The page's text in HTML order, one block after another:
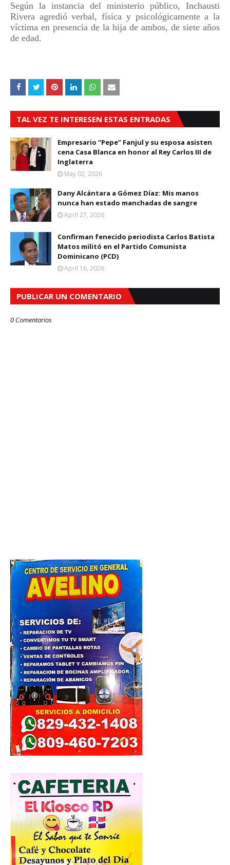
Según la instancia del ministerio público, Inchausti
Rivera agredió verbal, física y psicológicamente a la
víctima en presencia de la hija de ambos, de siete años
de edad.
TAL VEZ TE INTERESEN ESTAS ENTRADAS
Empresario “Pepe” Fanjul y su esposa asisten
cena Casa Blanca en honor al Rey Carlos III de
Inglaterra
May 02, 2026
Dany Alcántara a Gómez Díaz: Mis manos
nunca han estado manchadas de sangre
April 27, 2026
Confirman fenecido periodista Carlos Batista
Matos militó en el Partido Comunista
Dominicano (PCD)
April 16, 2026
PUBLICAR UN COMENTARIO
0 Comentarios